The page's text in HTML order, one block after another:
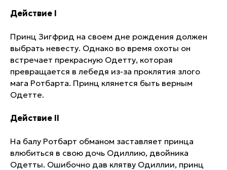
Действие I
Принц Зигфрид на своем дне рождения должен
выбрать невесту. Однако во время охоты он
встречает прекрасную Одетту, которая
превращается в лебедя из-за проклятия злого
мага Ротбарта. Принц клянется быть верным
Одетте.
Действие II
На балу Ротбарт обманом заставляет принца
влюбиться в свою дочь Одиллию, двойника
Одетты. Ошибочно дав клятву Одиллии, принц